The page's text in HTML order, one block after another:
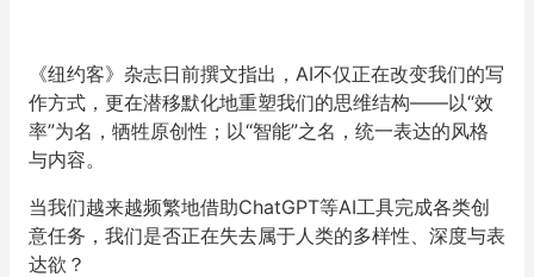
《纽约客》杂志日前撰文指出，AI不仅正在改变我们的写
作方式，更在潜移默化地重塑我们的思维结构——以“效
率”为名，牺牲原创性；以“智能”之名，统一表达的风格
与内容。
当我们越来越频繁地借助ChatGPT等AI工具完成各类创
意任务，我们是否正在失去属于人类的多样性、深度与表
达欲？